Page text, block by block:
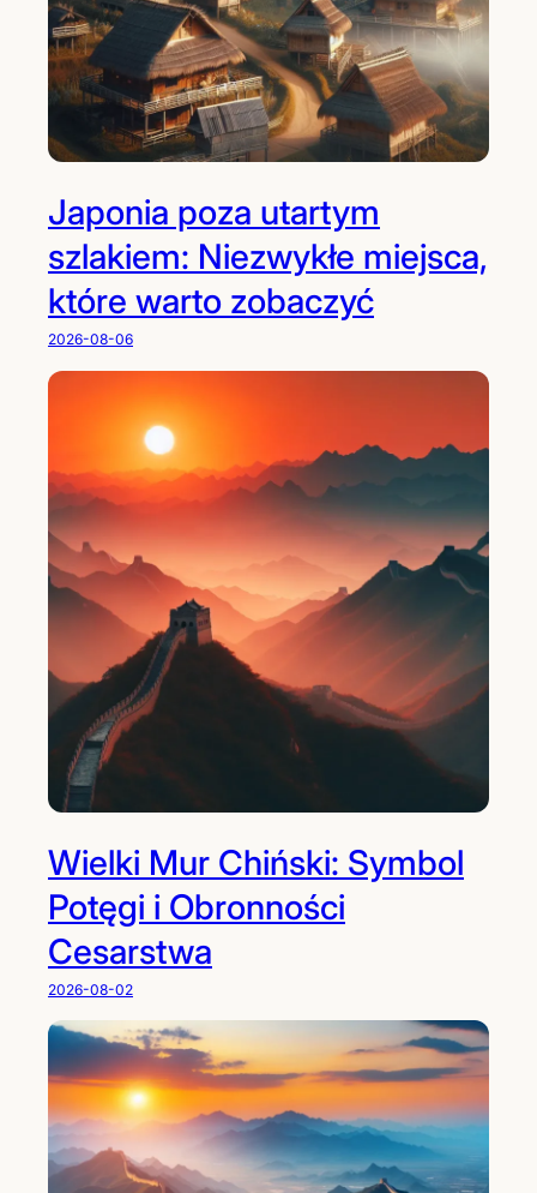
Japonia poza utartym
szlakiem: Niezwykłe miejsca,
które warto zobaczyć
2026-08-06
Wielki Mur Chiński: Symbol
Potęgi i Obronności
Cesarstwa
2026-08-02